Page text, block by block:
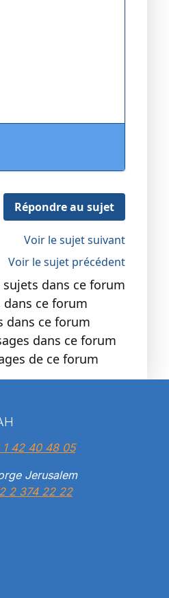
Répondre au sujet
Voir le sujet suivant
Voir le sujet précédent
dans ce forum
ce forum
dans ce forum
dans ce forum
de ce forum
1 42 40 48 05
Jerusalem
2 374 22 22